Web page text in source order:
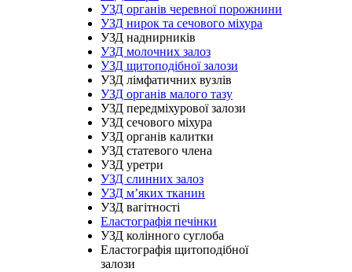
УЗД органів черевної порожнини
УЗД нирок та сечового міхура
УЗД наднирників
УЗД молочних залоз
УЗД щитоподібної залози
УЗД лімфатичних вузлів
УЗД органів малого тазу
УЗД передміхурової залози
УЗД сечового міхура
УЗД органів калитки
УЗД статевого члена
УЗД уретри
УЗД слинних залоз
УЗД м’яких тканин
УЗД вагітності
Еластографія печінки
УЗД колінного суглоба
Еластографія щитоподібної
залози